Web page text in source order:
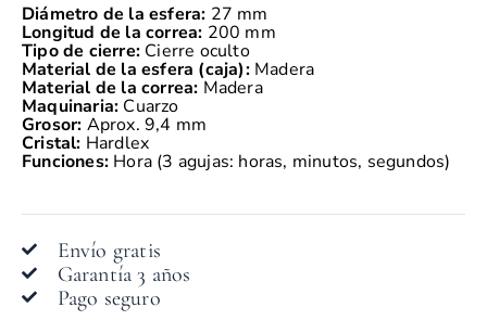
Diámetro de la esfera: 27 mm
Longitud de la correa: 200 mm
Tipo de cierre: Cierre oculto
Material de la esfera (caja):Madera
Material de la correa: Madera
Maquinaria: Cuarzo
Grosor: Aprox. 9,4 mm
Cristal: Hardlex
Funciones: Hora (3 agujas: horas, minutos, segundos)
Envío gratis
Garantía 3 años
Pago seguro